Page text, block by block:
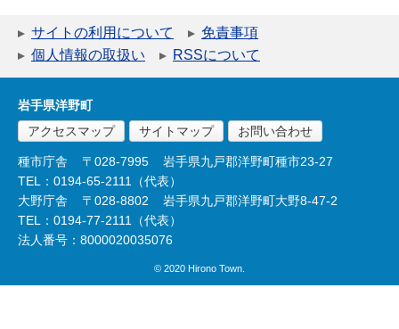
サイトの利用について
免責事項
個人情報の取扱い
RSSについて
岩手県洋野町
アクセスマップ
サイトマップ お問い合わせ
種市庁舎 〒028-7995
岩手県九戸郡洋野町種市23-27
TEL：0194-65-2111（代表）
大野庁舎
〒028-8802
岩手県九戸郡洋野町大野8-47-2
TEL：0194-77-2111（代表）
法人番号：8000020035076
© 2020 Hirono Town.